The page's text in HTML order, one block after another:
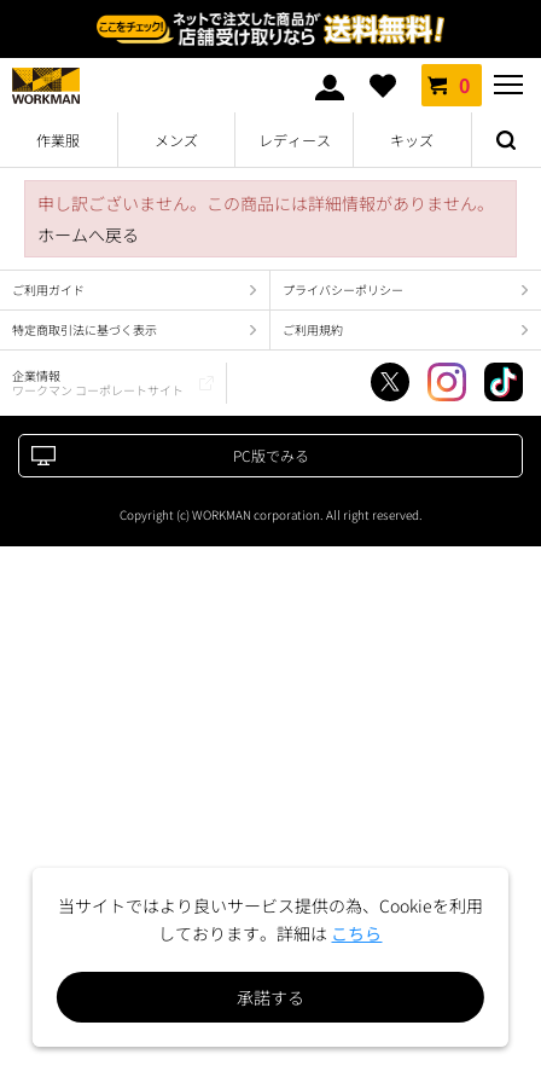
0
作業服 メンズ レディース キッズ
申し訳ございません。この商品には詳細情報がありません。
ホームへ戻る
ご利用ガイド プライバシーポリシー
特定商取引法に基づく表示 ご利用規約
企業情報
ワークマン コーポレートサイト
PC版でみる
Copyright (c) WORKMAN corporation. All right reserved.
当サイトではより良いサービス提供の為、Cookieを利用
しております。詳細は こちら
承諾する